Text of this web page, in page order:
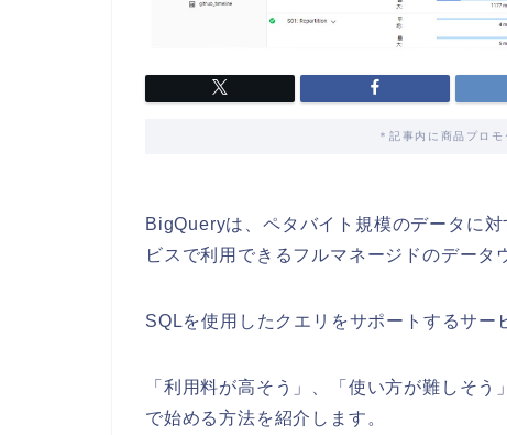
＊記事内に商品プロ
BigQueryは、ペタバイト規模のデータに
ビスで利用できるフルマネージドのデータ
SQLを使用したクエリをサポートするサー
「利用料が高そう」、「使い方が難しそ
で始める方法を紹介します。